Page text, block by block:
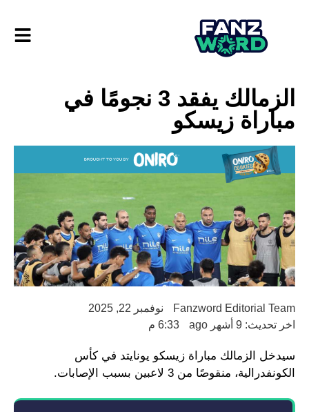
الزمالك يفقد 3 نجومًا في
مباراة زيسكو
Fanzword Editorial Team
نوفمبر 22, 2025
اخر تحديث: 9 أشهر ago
6:33 م
سيدخل الزمالك مباراة زيسكو يونايتد في كأس
الكونفدرالية، منقوصًا من 3 لاعبين بسبب الإصابات.